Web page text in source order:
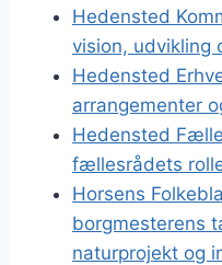
Hedensted
vision, udvikling
Hedensted
arrangementer
Hedensted
fællesrådets
Horsens
borgmesterens
naturprojekt og